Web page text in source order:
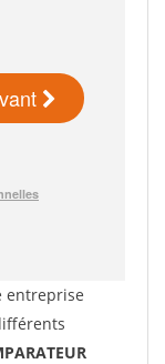
entreprise